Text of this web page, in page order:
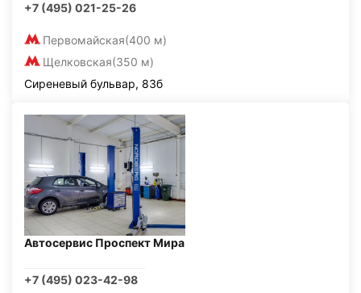
+7 (495) 021-25-26
Первомайская(400 м)
Щелковская(350 м)
Сиреневый бульвар, 83б
Автосервис Проспект Мира
+7 (495) 023-42-98